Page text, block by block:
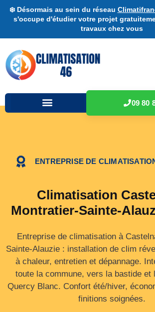
❄️ Désormais au sein du réseau
s'occupe d'étudier votre projet
travaux chez vous
09 80
ENTREPRISE DE
Climatisation
Montratier-Sainte-
Entreprise de climatisation à
Sainte-Alauzie : installation de clim
à chaleur, entretien et dépannage.
toute la commune, vers la bastide et
Quercy Blanc. Confort été/hiver,
finitions soignées.